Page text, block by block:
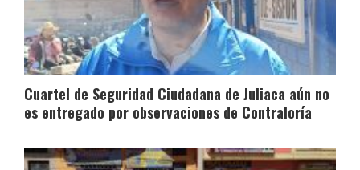
Cuartel de Seguridad Ciudadana de Juliaca aún no
es entregado por observaciones de Contraloría